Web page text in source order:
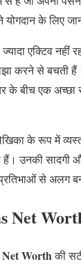
के लिए
एक्टिव नहीं
करने से बचती
के बीच एक
के रूप में
हैं। उनकी सादगी
से अलग
Net
Net Worthकी